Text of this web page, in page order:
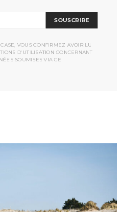
SOUSCRIRE
VOUS CONFIRMEZ AVOIR LU
D'UTILISATION CONCERNANT
SOUMISES VIA CE